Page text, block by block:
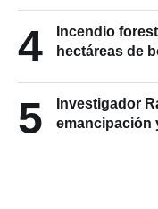
4
Incendio
hectáreas de
5
Investigador
emancipación